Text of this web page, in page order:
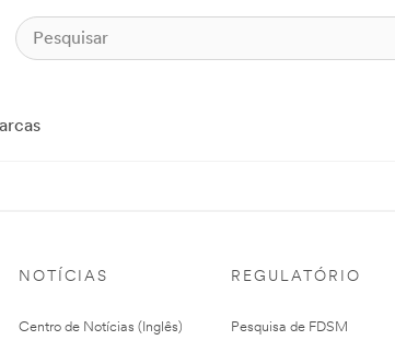
NOTÍCIAS
Centro de Notícias (Inglês)
REGULATÓRIO
Pesquisa de FDSM